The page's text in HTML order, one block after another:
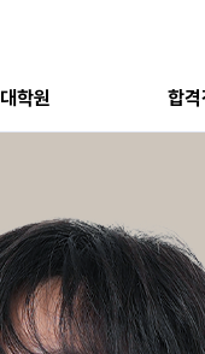
대학원 합